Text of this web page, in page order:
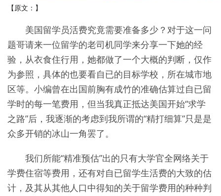
【原文：】
美国留学员活费究竟需要准备多少？对于这一问
题哥请来一位留学的老司机同学来分享一下她的经
验，从衣食住行用，她都做了一个大概的判断，仅作
为参照，具体的也要看自已的目标学校，所在城市地
区等。小编曾在出国前胸有成竹的准确估算过自已留
学时的每一笔费用，但当我真正抵达美国开始“求学
之路”后，我逐渐的考虑到我所谓的“精打细算”只是是
众多开销的冰山一角罢了。
我们所能“精准预估”出的只有大学官全网络关于
学费住宿等费用，还有对自已留学生活费的大致的估
计，及其从其他人口中得知的关于留学费用的种种判